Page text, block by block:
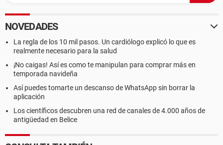
NOVEDADES
La regla de los 10 mil pasos. Un cardiólogo explicó lo que es
realmente necesario para la salud
¡No caigas! Así es como te manipulan para comprar más en
temporada navideña
Así puedes tomarte un descanso de WhatsApp sin borrar la
aplicación
Los científicos descubren una red de canales de 4.000 años de
antigüedad en Belice